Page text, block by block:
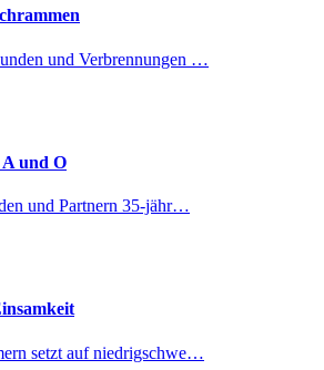
und Verbrennungen …
A und O
und Partnern 35-jähr…
setzt auf niedrigschwe…